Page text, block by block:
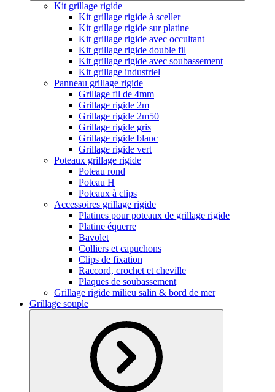
Kit grillage rigide
Kit grillage rigide à sceller
Kit grillage rigide sur platine
Kit grillage rigide avec occultant
Kit grillage rigide double fil
Kit grillage rigide avec soubassement
Kit grillage industriel
Panneau grillage rigide
Grillage fil de 4mm
Grillage rigide 2m
Grillage rigide 2m50
Grillage rigide gris
Grillage rigide blanc
Grillage rigide vert
Poteaux grillage rigide
Poteau rond
Poteau H
Poteaux à clips
Accessoires grillage rigide
Platines pour poteaux de grillage rigide
Platine équerre
Bavolet
Colliers et capuchons
Clips de fixation
Raccord, crochet et cheville
Plaques de soubassement
Grillage rigide milieu salin & bord de mer
Grillage souple